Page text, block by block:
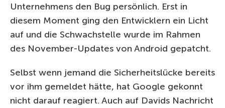
Unternehmens den Bug persönlich. Erst in
diesem Moment ging den Entwicklern ein Licht
auf und die Schwachstelle wurde im Rahmen
des November-Updates von Android gepatcht.
Selbst wenn jemand die Sicherheitslücke bereits
vor ihm gemeldet hätte, hat Google gekonnt
nicht darauf reagiert. Auch auf Davids Nachricht